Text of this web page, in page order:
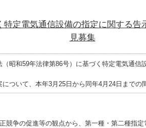
特定電気通信設備の指定に関する告
見募集
昭和59年法律第86号）に基づく特定電気通信
ついて、本年3月25日から同年4月24日までの
競争の促進等の観点から、第一種・第二種指